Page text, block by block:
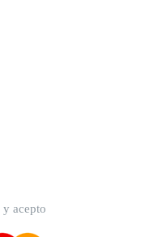
y acepto